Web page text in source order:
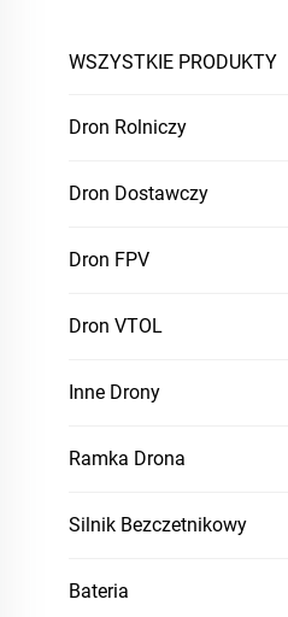
WSZYSTKIE PRODUKTY
Dron Rolniczy
Dron Dostawczy
Dron FPV
Dron VTOL
Inne Drony
Ramka Drona
Silnik Bezczetnikowy
Bateria